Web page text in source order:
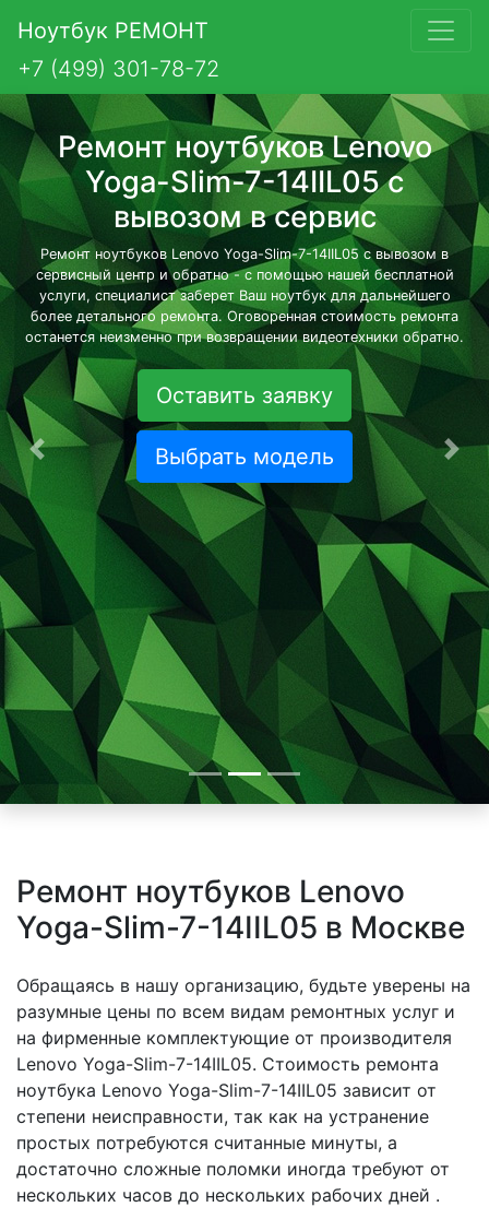
Ноутбук РЕМОНТ
+7 (499) 301-78-72
Ремонт ноутбуков Lenovo
Yoga-Slim-7-14IIL05 с
вывозом в сервис
Ремонт ноутбуков Lenovo Yoga-Slim-7-14IIL05 с вывозом в
сервисный центр и обратно - с помощью нашей бесплатной
услуги, специалист заберет Ваш ноутбук для дальнейшего
более детального ремонта. Оговоренная стоимость ремонта
останется неизменно при возвращении видеотехники обратно.
Оставить заявку
Выбрать модель
Предыдущая
Ремонт ноутбуков Lenovo
Yoga-Slim-7-14IIL05 в Москве
Обращаясь в нашу организацию, будьте уверены на
разумные цены по всем видам ремонтных услуг и
на фирменные комплектующие от производителя
Lenovo Yoga-Slim-7-14IIL05. Стоимость ремонта
ноутбука Lenovo Yoga-Slim-7-14IIL05 зависит от
степени неисправности, так как на устранение
простых потребуются считанные минуты, а
достаточно сложные поломки иногда требуют от
нескольких часов до нескольких рабочих дней .